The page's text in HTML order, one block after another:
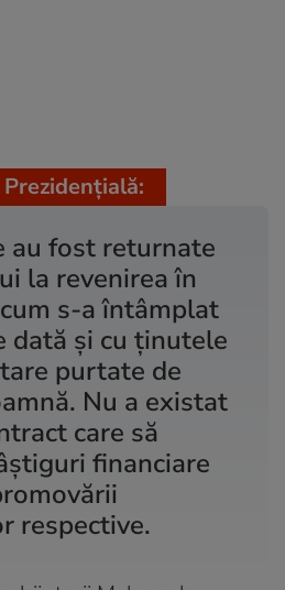
au fost returnate
la revenirea în
s-a întâmplat
dată și cu ținutele
purtate de
Nu a existat
care să
financiare
respective.